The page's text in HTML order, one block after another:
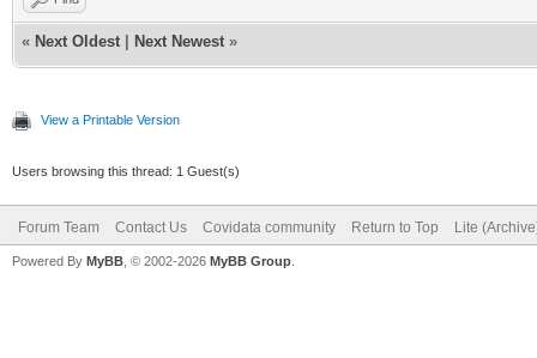
« Next Oldest Next Newest »
View a Printable Version
Users browsing this thread: 1 Guest(s)
Forum Team Contact Us Covidata community Return to Top Lite
Powered By MyBB , © 2002-2026 MyBB Group